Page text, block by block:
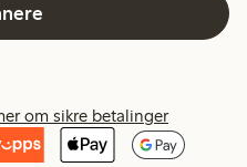
om sikre betalinger